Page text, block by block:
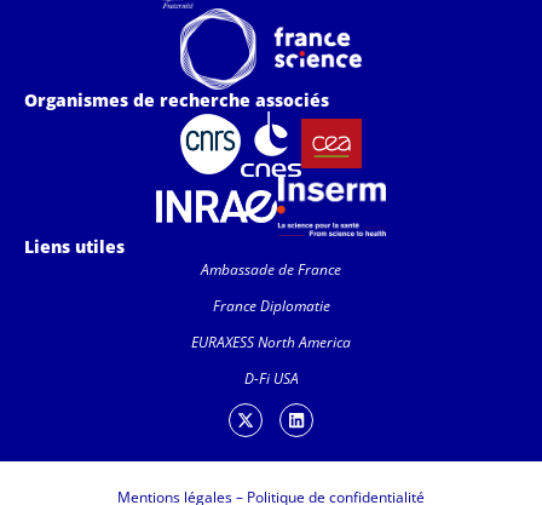
Organismes de recherche associés
Liens utiles
Ambassade de France
France Diplomatie
EURAXESS North America
D-Fi USA
Mentions légales– Politique de confidentialité